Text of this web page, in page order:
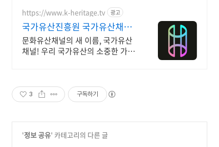
https://www.k-heritage.tv 광고
국가유산진흥원 국가유산채널
한국의 세계유산 영상
문화유산채널의 새 이름, 국가유산
채널! 우리 국가유산의 소중한 가치
3 구독하기
'정보 공유' 카테고리의 다른 글